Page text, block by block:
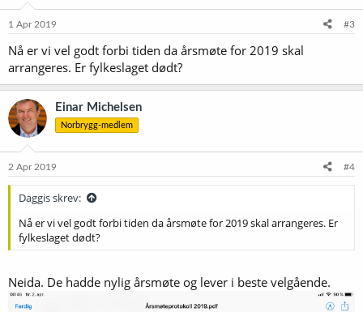
1 Apr 2019 #3
Nå er vi vel godt forbi tiden da årsmøte for 2019 skal
arrangeres. Er fylkeslaget dødt?
Einar Michelsen
Norbrygg-medlem
2 Apr 2019 #4
Daggis skrev:
Nå er vi vel godt forbi tiden da årsmøte for 2019 skal arrangeres. Er
fylkeslaget dødt?
Neida. De hadde nylig årsmøte og lever i beste velgående.